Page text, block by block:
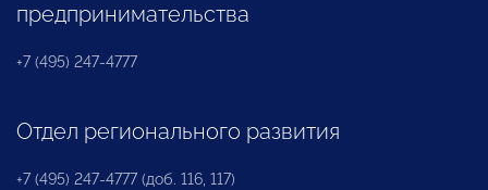
предпринимательства
+7 (495) 247-4777
Отдел регионального развития
+7 (495) 247-4777 (доб. 116, 117)